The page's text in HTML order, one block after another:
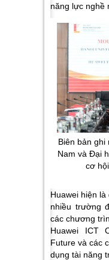
năng lực nghề
Biên bản ghi
Nam và Đại
cơ
Huawei hiện
nhiều trường
các chương
Huawei ICT
Future và các
dụng tài năng